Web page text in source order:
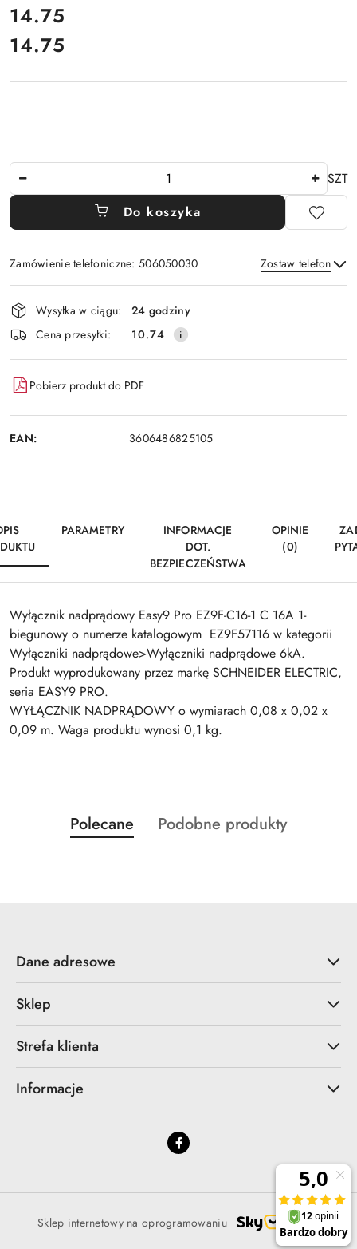
cena:
14.75
Cena:
14.75
SZT
Do koszyka
Zamówienie telefoniczne: 506050030 Zostaw telefon
Wyślij
Dostępność
i
dostawa
Wysyłka w ciągu:
24 godziny
Cena przesyłki:
10.74
Pobierz produkt do PDF
EAN: 3606486825105
PARAMETRY
INFORMACJE
DOT.
BEZPIECZEŃSTWA
OPINIE
(0)
Wyłącznik nadprądowy Easy9 Pro EZ9F-C16-1 C 16A 1-
biegunowy o numerze katalogowym EZ9F57116 w kategorii
Wyłączniki nadprądowe>Wyłączniki nadprądowe 6kA.
Produkt wyprodukowany przez markę SCHNEIDER ELECTRIC,
seria EASY9 PRO.
WYŁĄCZNIK NADPRĄDOWY o wymiarach 0,08 x 0,02 x
0,09 m. Waga produktu wynosi 0,1 kg.
Pomiń karuzelę produktów
Produkty
o
Polecane
Produkty
Podobne produkty
Dane adresowe
Sklep
Strefa klienta
Informacje
Sklep internetowy na oprogramowaniu